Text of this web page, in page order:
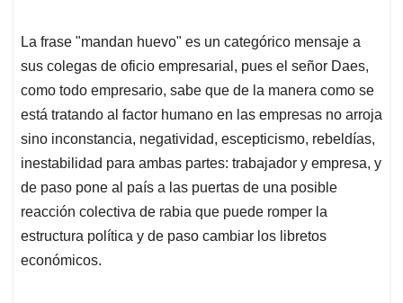
La frase "mandan huevo" es un categórico mensaje a
sus colegas de oficio empresarial, pues el señor Daes,
como todo empresario, sabe que de la manera como se
está tratando al factor humano en las empresas no arroja
sino inconstancia, negatividad, escepticismo, rebeldías,
inestabilidad para ambas partes: trabajador y empresa, y
de paso pone al país a las puertas de una posible
reacción colectiva de rabia que puede romper la
estructura política y de paso cambiar los libretos
económicos.